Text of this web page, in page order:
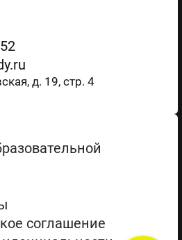
д. 19, стр. 4
соглашение